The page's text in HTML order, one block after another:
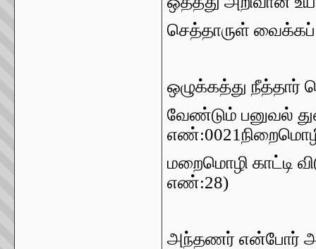
செத்தாருள் வைக்கப்
ஒழுக்கத்து நீத்தார்
வேண்டும் பனுவல்
எண்:0021
மறைமொழி காட்டி
எண்:28)
அந்தணர் என்போர்